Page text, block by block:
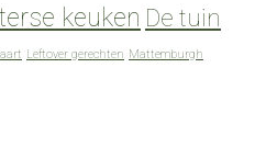
keuken De tuin
Leftover gerechten Mattemburgh